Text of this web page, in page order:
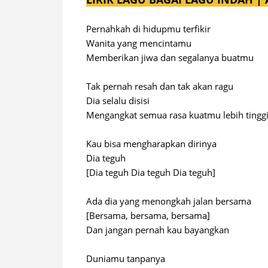
Pernahkah di hidupmu terfikir
Wanita yang mencintamu
Memberikan jiwa dan segalanya buatmu
Tak pernah resah dan tak akan ragu
Dia selalu disisi
Mengangkat semua rasa kuatmu lebih tinggi
Kau bisa mengharapkan dirinya
Dia teguh
[Dia teguh Dia teguh Dia teguh]
Ada dia yang menongkah jalan bersama
[Bersama, bersama, bersama]
Dan jangan pernah kau bayangkan
Duniamu tanpanya